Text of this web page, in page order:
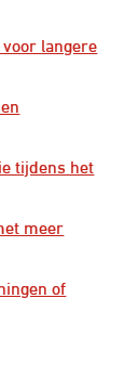
langere
tijdens het
meer
of